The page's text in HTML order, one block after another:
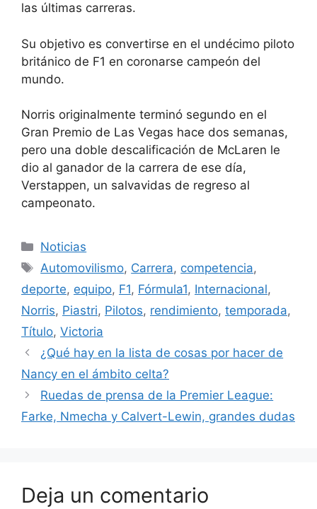
las últimas carreras.
Su objetivo es convertirse en el undécimo piloto
británico de F1 en coronarse campeón del
mundo.
Norris originalmente terminó segundo en el
Gran Premio de Las Vegas hace dos semanas,
pero una doble descalificación de McLaren le
dio al ganador de la carrera de ese día,
Verstappen, un salvavidas de regreso al
campeonato.
Categorías
Noticias
Etiquetas
Automovilismo, Carrera, competencia,
deporte, equipo, F1, Fórmula1, Internacional,
Norris, Piastri, Pilotos, rendimiento, temporada,
Título, Victoria
¿Qué hay en la lista de cosas por hacer de
Nancy en el ámbito celta?
Ruedas de prensa de la Premier League:
Farke, Nmecha y Calvert-Lewin, grandes dudas
Deja un comentario